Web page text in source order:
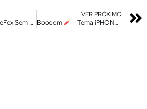
Poco F4 – OrangeFox Sem Criptografia e Compatível com A13
VER PRÓXIMO
Boooom – Tema iPHONE 14 iOS 16 – Eleve O nível do Seu XIAOMI – A Melhor Tela de Bloqueio